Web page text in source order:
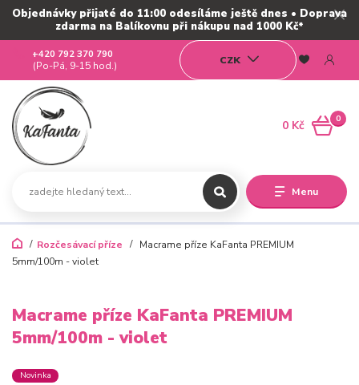
Objednávky přijaté do 11:00 odesíláme ještě dnes • Doprava
zdarma na Balíkovnu při nákupu nad 1000 Kč*
Menu
CZK
+420 792 370 790
(Po-Pá, 9-15 hod.)
0
0 Kč
Rozčesávací příze
Macrame příze KaFanta PREMIUM
5mm/100m - violet
Macrame příze KaFanta PREMIUM
5mm/100m - violet
Novinka